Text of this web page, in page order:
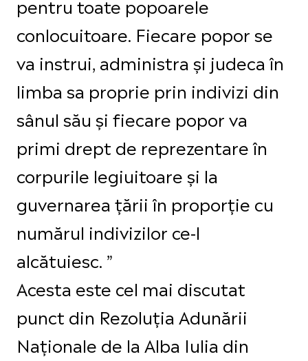
conlocuitoare. Fiecare popor se
va instrui, administra și judeca în
limba sa proprie prin indivizi din
sânul său și fiecare popor va
primi drept de reprezentare în
corpurile legiuitoare și la
guvernarea țării în proporție cu
numărul indivizilor ce-l
alcătuiesc. ”
Acesta este cel mai discutat
punct din Rezoluția Adunării
Naționale de la Alba Iulia din